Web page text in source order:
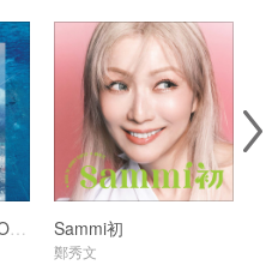
ANOTHER SHADE OF BLUE Sammi初
鄭秀文